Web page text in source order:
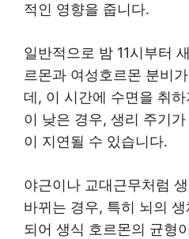
적인 영향을 줍니다.
일반적으로 밤 11시부터
르몬과 여성호르몬 분비
데, 이 시간에 수면을 취
이 낮은 경우, 생리 주기
이 지연될 수 있습니다.
야근이나 교대근무처럼
바뀌는 경우, 특히 뇌의
되어 생식 호르몬의 균형